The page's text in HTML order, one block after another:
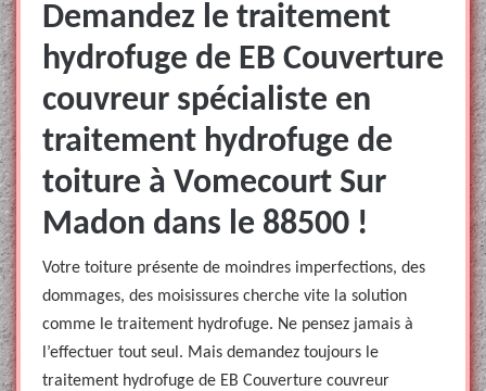
Demandez le traitement
hydrofuge de EB Couverture
couvreur spécialiste en
traitement hydrofuge de
toiture à Vomecourt Sur
Madon dans le 88500 !
Votre toiture présente de moindres imperfections, des
dommages, des moisissures cherche vite la solution
comme le traitement hydrofuge. Ne pensez jamais à
l’effectuer tout seul. Mais demandez toujours le
traitement hydrofuge de EB Couverture couvreur